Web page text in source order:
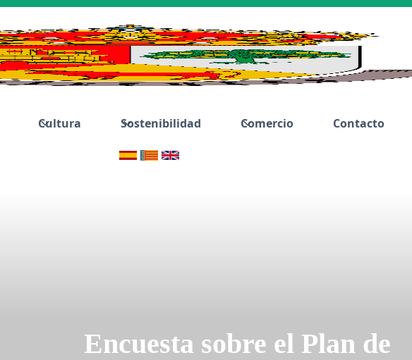
Cultura Sostenibilidad Comercio
Contacto
Encuesta sobre el Plan de